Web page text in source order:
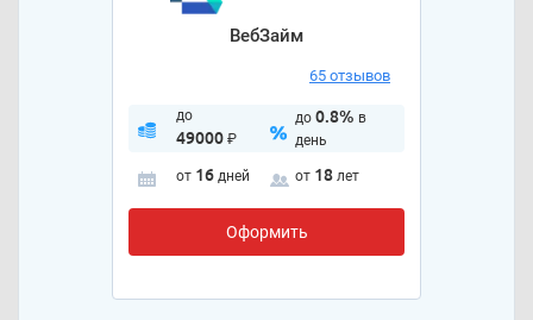
ВебЗайм
65 отзывов
до
49000₽
до 0.8% в
день
от 16 дней от 18 лет
Оформить